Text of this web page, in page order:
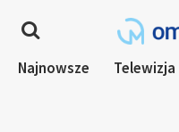
Najnowsze Telewizja